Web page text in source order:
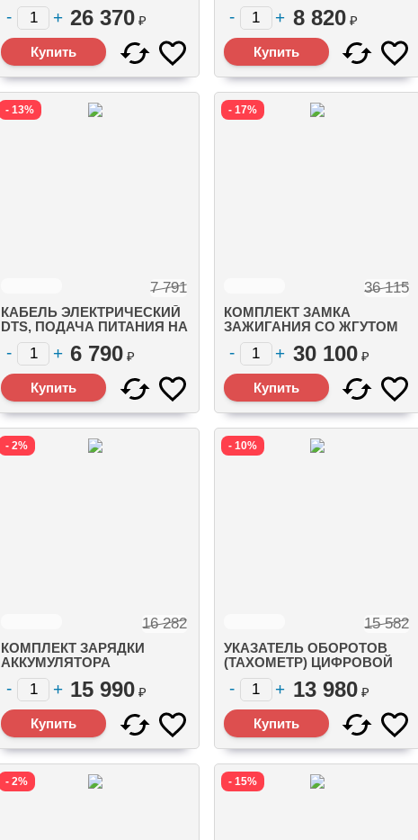
(8M0174561)
26 370 ₽ 8 820 ₽
- 13%
КАБЕЛЬ ЭЛЕКТРИЧЕСКИЙ
DTS, ПОДАЧА ПИТАНИЯ НА
ДВИГАТЕЛЬ 14 FT (4.3 М.)
(8M0113732)
7 791
6 790 ₽
- 17%
КОМПЛЕКТ ЗАМКА
ЗАЖИГАНИЯ СО ЖГУТОМ
ПРОВОДОВ 14-КОНТ, НЕ
DTS 25 FT (7.6 М.)
(896537K24)
36 115
30 100 ₽
- 2%
КОМПЛЕКТ ЗАРЯДКИ
АККУМУЛЯТОРА
(ВЫПРЯМИТЕЛЬ -
РЕГУЛЯТОР, ПРОВОДА) 9.8-
30 СИЛ, 2-Х ТАКТНЫЕ
(803798A1)
16 282
15 990 ₽
- 10%
УКАЗАТЕЛЬ ОБОРОТОВ
(ТАХОМЕТР) ЦИФРОВОЙ
SC100 7000 ОБ/МИН,
ЧЕРНЫЙ, БЕЗ НАКЛАДКИ
86 ММ. (8M0052854)
15 582
13 980 ₽
- 2% - 15%